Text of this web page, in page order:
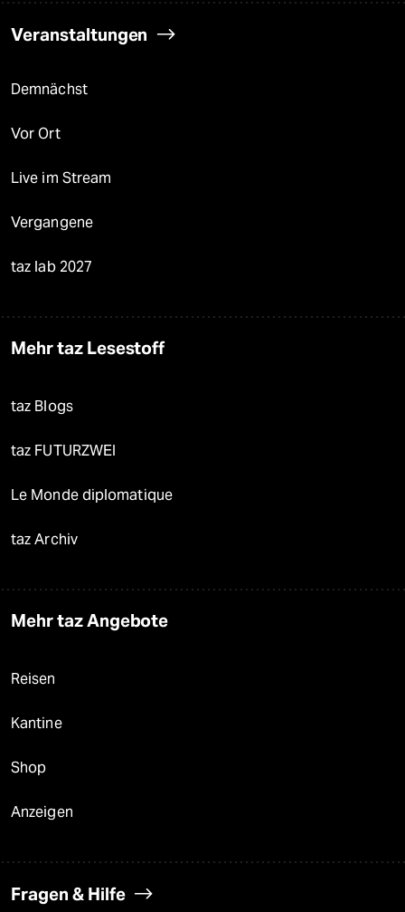
Veranstaltungen
Demnächst
Vor Ort
Live im Stream
Vergangene
taz lab 2027
Mehr taz Lesestoff
taz Blogs
taz FUTURZWEI
Le Monde diplomatique
taz Archiv
Mehr taz Angebote
Reisen
Kantine
Shop
Anzeigen
Fragen & Hilfe